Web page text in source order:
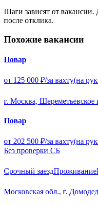
Шаги зависят от вакансии.
после отклика.
Похожие вакансии
Повар
от 125 000 ₽/за вахту(на
г. Москва, Шереметьевское
Повар
от 202 500 ₽/за вахту(на
Без проверки СБ
Срочный заездПроживание
Московская обл., г.